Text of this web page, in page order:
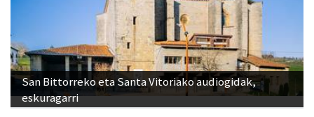
San Bittorreko eta Santa Vitoriako audiogidak,
eskuragarri